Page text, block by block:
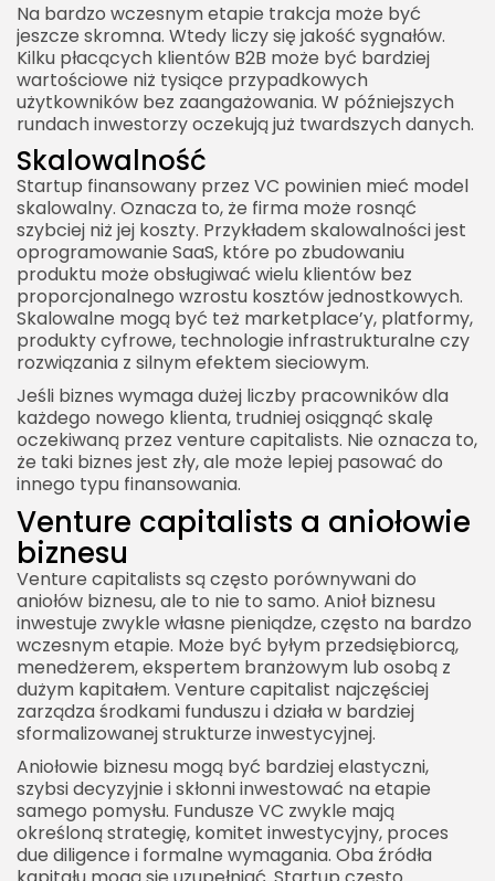
Na bardzo wczesnym etapie trakcja może być
jeszcze skromna. Wtedy liczy się jakość sygnałów.
Kilku płacących klientów B2B może być bardziej
wartościowe niż tysiące przypadkowych
użytkowników bez zaangażowania. W późniejszych
rundach inwestorzy oczekują już twardszych danych.
Skalowalność
Startup finansowany przez VC powinien mieć model
skalowalny. Oznacza to, że firma może rosnąć
szybciej niż jej koszty. Przykładem skalowalności jest
oprogramowanie SaaS, które po zbudowaniu
produktu może obsługiwać wielu klientów bez
proporcjonalnego wzrostu kosztów jednostkowych.
Skalowalne mogą być też marketplace’y, platformy,
produkty cyfrowe, technologie infrastrukturalne czy
rozwiązania z silnym efektem sieciowym.
Jeśli biznes wymaga dużej liczby pracowników dla
każdego nowego klienta, trudniej osiągnąć skalę
oczekiwaną przez venture capitalists. Nie oznacza to,
że taki biznes jest zły, ale może lepiej pasować do
innego typu finansowania.
Venture capitalists a aniołowie
biznesu
Venture capitalists są często porównywani do
aniołów biznesu, ale to nie to samo. Anioł biznesu
inwestuje zwykle własne pieniądze, często na bardzo
wczesnym etapie. Może być byłym przedsiębiorcą,
menedżerem, ekspertem branżowym lub osobą z
dużym kapitałem. Venture capitalist najczęściej
zarządza środkami funduszu i działa w bardziej
sformalizowanej strukturze inwestycyjnej.
Aniołowie biznesu mogą być bardziej elastyczni,
szybsi decyzyjnie i skłonni inwestować na etapie
samego pomysłu. Fundusze VC zwykle mają
określoną strategię, komitet inwestycyjny, proces
due diligence i formalne wymagania. Oba źródła